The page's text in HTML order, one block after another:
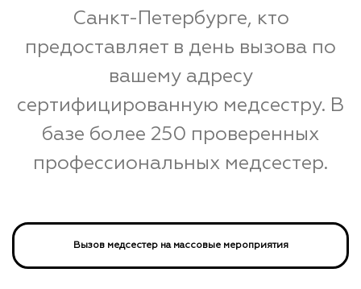
Санкт-Петербурге, кто
предоставляет в день вызова по
вашему адресу
сертифицированную медсестру. В
базе более 250 проверенных
профессиональных медсестер.
Вызов медсестер на массовые мероприятия